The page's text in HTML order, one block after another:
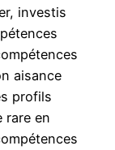
investis
aisance
profils
rare en